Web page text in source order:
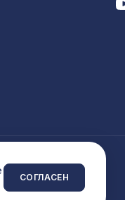
СОГЛАСЕН